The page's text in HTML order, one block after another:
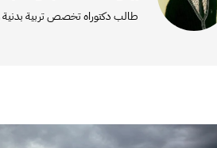
طالب دكتوراه تخصص تربية بدنية